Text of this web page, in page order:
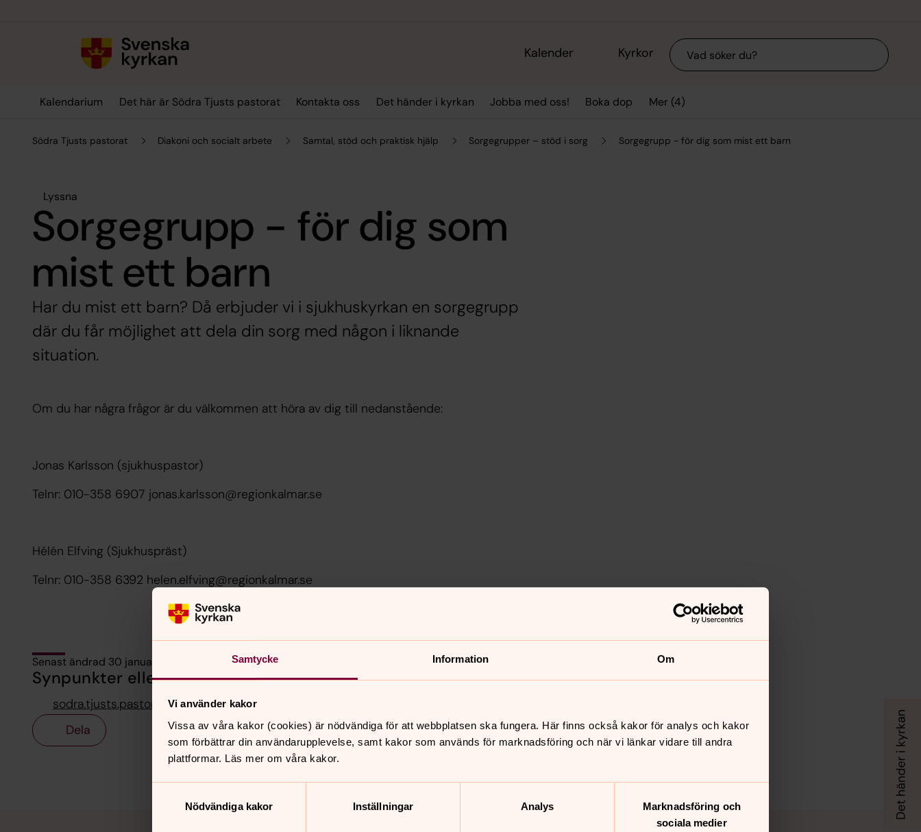
Samtycke Information Om
Vi använder kakor
Vissa av våra kakor (cookies) är nödvändiga för att webbplatsen ska fungera. Här finns också kakor för analys och kakor
som förbättrar din användarupplevelse, samt kakor som används för marknadsföring och när vi länkar vidare till andra
plattformar. Läs mer om våra kakor.
Nödvändiga kakor
Inställningar Analys
Marknadsföring och
sociala medier
Kalender Kyrkor Sök
Kalendarium Det här är Södra Tjusts pastorat Kontakta oss Det händer i kyrkan Jobba med oss! Boka dop Mer (4)
Södra Tjusts pastorat Diakoni och socialt arbete Samtal, stöd och praktisk hjälp Sorgegrupper – stöd i sorg Sorgegrupp - för dig som mist ett barn
Lyssna
Sorgegrupp - för dig som
mist ett barn
Har du mist ett barn? Då erbjuder vi i sjukhuskyrkan en sorgegrupp
där du får möjlighet att dela din sorg med någon i liknande
situation.
Om du har några frågor är du välkommen att höra av dig till nedanstående:
Jonas Karlsson (sjukhuspastor)
Telnr: 010-358 6907 jonas.karlsson@regionkalmar.se
Hélén Elfving (Sjukhuspräst)
Telnr: 010-358 6392 helen.elfving@regionkalmar.se
Senast ändrad 30 januari 2026
Synpunkter eller frågor på sidans innehåll?
sodra.tjusts.pastorat@svenskakyrkan.se
Dela